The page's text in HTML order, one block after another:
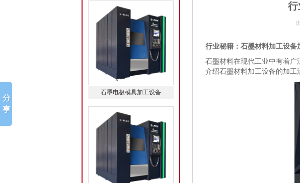
行
行业秘籍：石墨材料加工设备
石墨材料在现代工业中有着
介绍石墨材料加工设备的加工
石墨电极模具加工设备